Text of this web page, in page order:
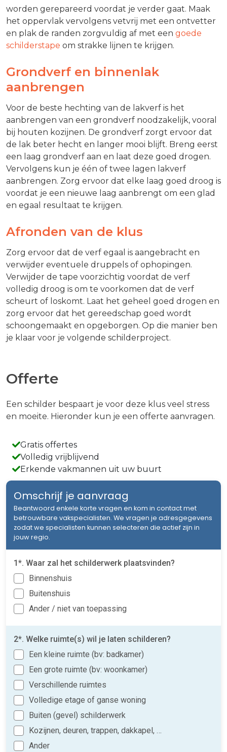
worden gerepareerd voordat je verder gaat. Maak
het oppervlak vervolgens vetvrij met een ontvetter
en plak de randen zorgvuldig af met een goede
schilderstape om strakke lijnen te krijgen.
Grondverf en binnenlak
aanbrengen
Voor de beste hechting van de lakverf is het
aanbrengen van een grondverf noodzakelijk, vooral
bij houten kozijnen. De grondverf zorgt ervoor dat
de lak beter hecht en langer mooi blijft. Breng eerst
een laag grondverf aan en laat deze goed drogen.
Vervolgens kun je één of twee lagen lakverf
aanbrengen. Zorg ervoor dat elke laag goed droog is
voordat je een nieuwe laag aanbrengt om een glad
en egaal resultaat te krijgen.
Afronden van de klus
Zorg ervoor dat de verf egaal is aangebracht en
verwijder eventuele druppels of ophopingen.
Verwijder de tape voorzichtig voordat de verf
volledig droog is om te voorkomen dat de verf
scheurt of loskomt. Laat het geheel goed drogen en
zorg ervoor dat het gereedschap goed wordt
schoongemaakt en opgeborgen. Op die manier ben
je klaar voor je volgende schilderproject.
Offerte
Een schilder bespaart je voor deze klus veel stress
en moeite. Hieronder kun je een offerte aanvragen.
Gratis offertes
Volledig vrijblijvend
Erkende vakmannen uit uw buurt
Omschrijf je aanvraag
Beantwoord enkele korte vragen en kom in contact met
betrouwbare vakspecialisten. We vragen je adresgegevens
zodat we specialisten kunnen selecteren die actief zijn in
jouw regio.
1*. Waar zal het schilderwerk plaatsvinden?
Binnenshuis
Buitenshuis
Ander / niet van toepassing
2*. Welke ruimte(s) wil je laten schilderen?
Een kleine ruimte (bv: badkamer)
Een grote ruimte (bv: woonkamer)
Verschillende ruimtes
Volledige etage of ganse woning
Buiten (gevel) schilderwerk
Kozijnen, deuren, trappen, dakkapel, …
Ander